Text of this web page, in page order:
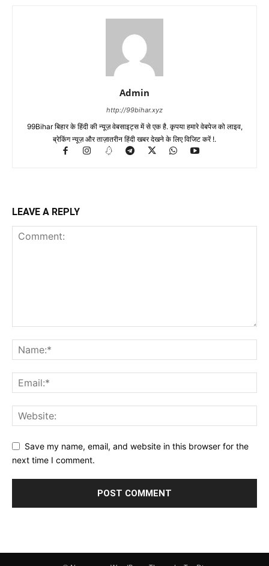
Admin
http://99bihar.xyz
99Bihar बिहार के हिंदी की न्यूज़ वेबसाइट्स में से एक है. कृपया हमारे वेबपेज को लाइव,
ब्रेकिंग न्यूज़ और ताज़ातरीन हिंदी खबर देखने के लिए विजिट करें !.
LEAVE A REPLY
Save my name, email, and website in this browser for the
next time I comment.